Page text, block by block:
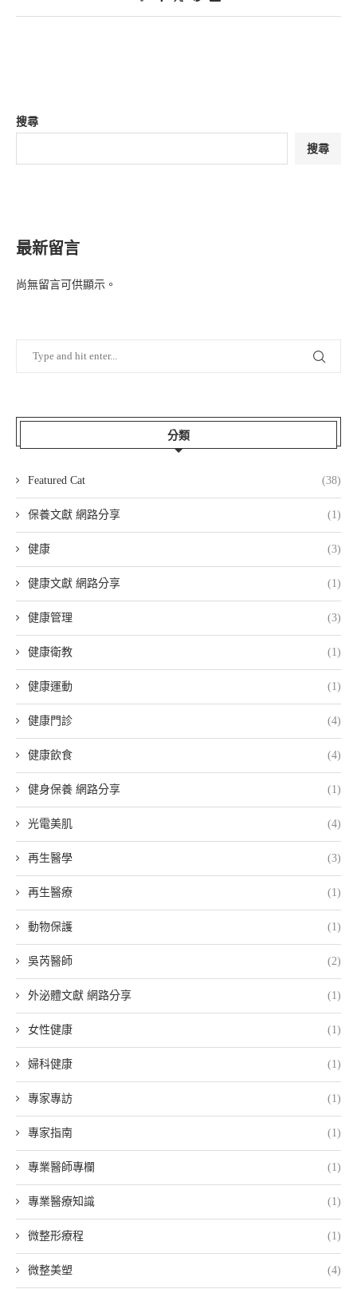
搜尋
搜尋
最新留言
尚無留言可供顯示。
分類
Featured Cat (38)
保養文獻 網路分享 (1)
健康 (3)
健康文獻 網路分享 (1)
健康管理 (3)
健康衛教 (1)
健康運動 (1)
健康門診 (4)
健康飲食 (4)
健身保養 網路分享 (1)
光電美肌 (4)
再生醫學 (3)
再生醫療 (1)
動物保護 (1)
吳芮醫師 (2)
外泌體文獻 網路分享 (1)
女性健康 (1)
婦科健康 (1)
專家專訪 (1)
專家指南 (1)
專業醫師專欄 (1)
專業醫療知識 (1)
微整形療程 (1)
微整美塑 (4)